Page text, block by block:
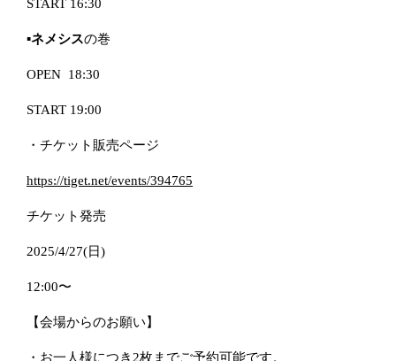
START 16:30
▪️ネメシスの巻
OPEN 18:30
START 19:00
・チケット販売ページ
https://tiget.net/events/394765
チケット発売
2025/4/27(日)
12:00〜
【会場からのお願い】
・お一人様につき 2枚までご予約可能です。